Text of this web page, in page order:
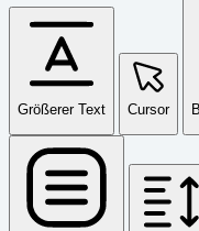
Größerer Text Cursor